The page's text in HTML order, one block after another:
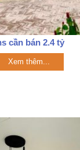
cần bán 2.4 tỷ
Xem thêm...